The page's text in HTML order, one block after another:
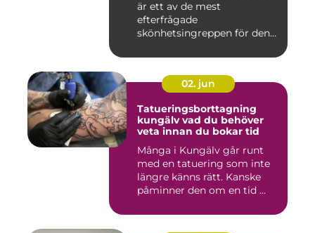
är ett av de mest
efterfrågade
skönhetsingreppen för den
02. jun
Tatueringsborttagning
kungälv vad du behöver
veta innan du bokar tid
Många i Kungälv går runt
med en tatuering som inte
längre känns rätt. Kanske
påminner den om en tid ...